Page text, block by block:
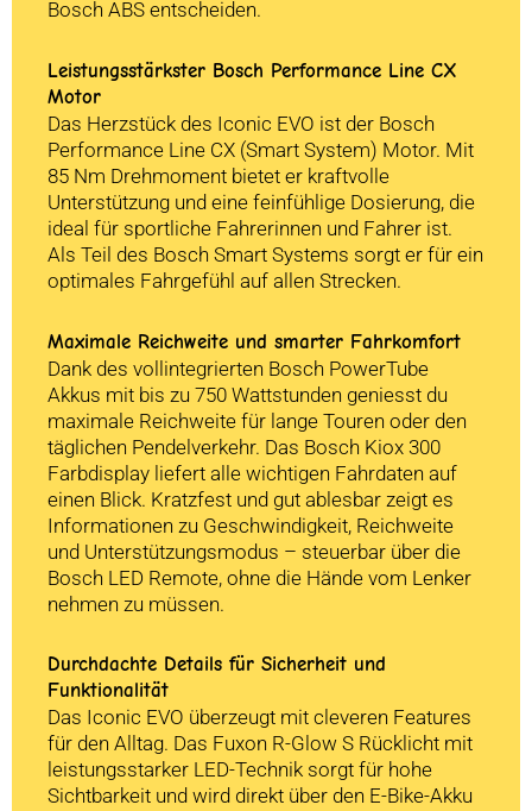
Bosch ABS entscheiden.
Leistungsstärkster Bosch Performance Line CX
Motor
Das Herzstück des Iconic EVO ist der Bosch
Performance Line CX (Smart System) Motor. Mit
85 Nm Drehmoment bietet er kraftvolle
Unterstützung und eine feinfühlige Dosierung, die
ideal für sportliche Fahrerinnen und Fahrer ist.
Als Teil des Bosch Smart Systems sorgt er für ein
optimales Fahrgefühl auf allen Strecken.
Maximale Reichweite und smarter Fahrkomfort
Dank des vollintegrierten Bosch PowerTube
Akkus mit bis zu 750 Wattstunden geniesst du
maximale Reichweite für lange Touren oder den
täglichen Pendelverkehr. Das Bosch Kiox 300
Farbdisplay liefert alle wichtigen Fahrdaten auf
einen Blick. Kratzfest und gut ablesbar zeigt es
Informationen zu Geschwindigkeit, Reichweite
und Unterstützungsmodus – steuerbar über die
Bosch LED Remote, ohne die Hände vom Lenker
nehmen zu müssen.
Durchdachte Details für Sicherheit und
Funktionalität
Das Iconic EVO überzeugt mit cleveren Features
für den Alltag. Das Fuxon R-Glow S Rücklicht mit
leistungsstarker LED-Technik sorgt für hohe
Sichtbarkeit und wird direkt über den E-Bike-Akku